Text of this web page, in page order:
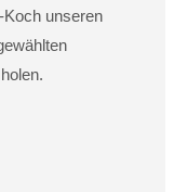
unseren